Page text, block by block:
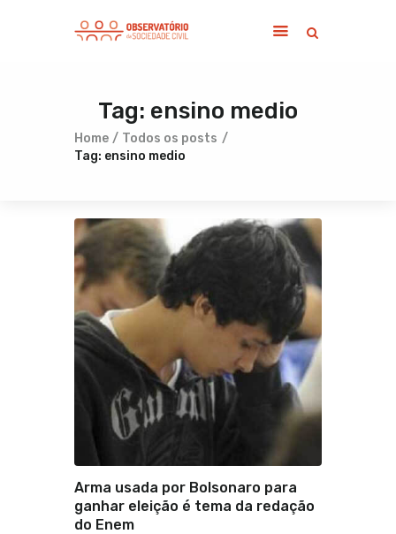
Tag: ensino medio
Home
Todos os posts
Tag: ensino medio
Home
Sobre
Notícias
Contato
Arma usada por Bolsonaro para
ganhar eleição é tema da redação
do Enem